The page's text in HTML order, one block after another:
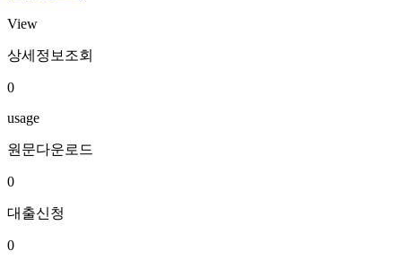
View
상세정보조회
0
usage
원문다운로드
0
대출신청
0